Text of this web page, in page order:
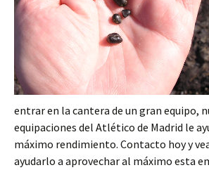
entrar en la cantera de un gran equipo,
equipaciones del Atlético de Madrid le
máximo rendimiento. Contacto hoy y
ayudarlo a aprovechar al máximo esta